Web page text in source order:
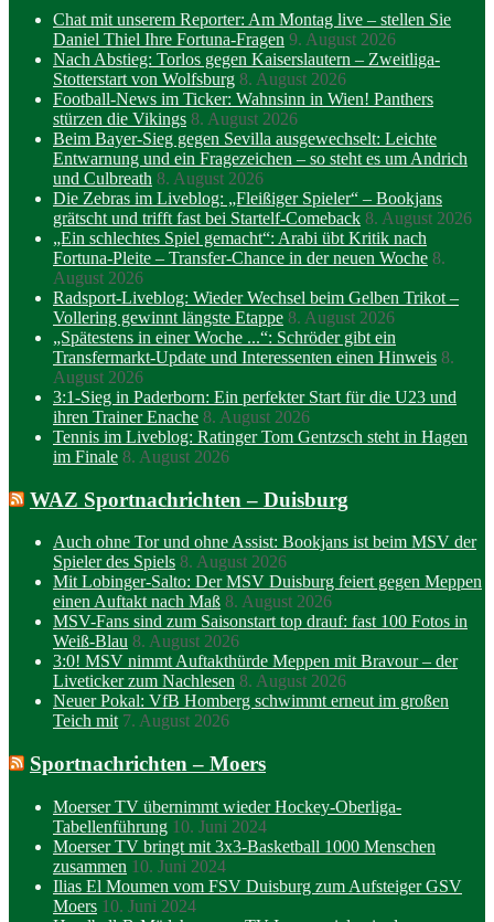
Chat mit unserem Reporter: Am Montag live – stellen Sie
Daniel Thiel Ihre Fortuna-Fragen 9. August 2026
Nach Abstieg: Torlos gegen Kaiserslautern – Zweitliga-
Stotterstart von Wolfsburg 8. August 2026
Football-News im Ticker: Wahnsinn in Wien! Panthers
stürzen die Vikings 8. August 2026
Beim Bayer-Sieg gegen Sevilla ausgewechselt: Leichte
Entwarnung und ein Fragezeichen – so steht es um Andrich
und Culbreath 8. August 2026
Die Zebras im Liveblog: „Fleißiger Spieler“ – Bookjans
grätscht und trifft fast bei Startelf-Comeback 8. August 2026
„Ein schlechtes Spiel gemacht“: Arabi übt Kritik nach
Fortuna-Pleite – Transfer-Chance in der neuen Woche 8.
August 2026
Radsport-Liveblog: Wieder Wechsel beim Gelben Trikot –
Vollering gewinnt längste Etappe 8. August 2026
„Spätestens in einer Woche ...“: Schröder gibt ein
Transfermarkt-Update und Interessenten einen Hinweis 8.
August 2026
3:1-Sieg in Paderborn: Ein perfekter Start für die U23 und
ihren Trainer Enache 8. August 2026
Tennis im Liveblog: Ratinger Tom Gentzsch steht in Hagen
im Finale 8. August 2026
WAZ Sportnachrichten – Duisburg
Auch ohne Tor und ohne Assist: Bookjans ist beim MSV der
Spieler des Spiels 8. August 2026
Mit Lobinger-Salto: Der MSV Duisburg feiert gegen Meppen
einen Auftakt nach Maß 8. August 2026
MSV-Fans sind zum Saisonstart top drauf: fast 100 Fotos in
Weiß-Blau 8. August 2026
3:0! MSV nimmt Auftakthürde Meppen mit Bravour – der
Liveticker zum Nachlesen 8. August 2026
Neuer Pokal: VfB Homberg schwimmt erneut im großen
Teich mit 7. August 2026
Sportnachrichten – Moers
Moerser TV übernimmt wieder Hockey-Oberliga-
Tabellenführung 10. Juni 2024
Moerser TV bringt mit 3x3-Basketball 1000 Menschen
zusammen 10. Juni 2024
Ilias El Moumen vom FSV Duisburg zum Aufsteiger GSV
Moers 10. Juni 2024